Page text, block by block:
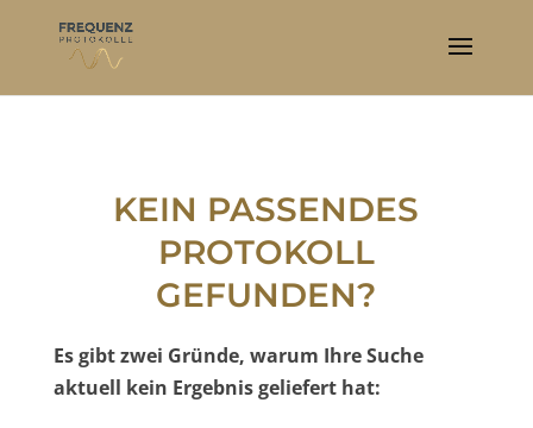
KEIN PASSENDES
PROTOKOLL
GEFUNDEN?
Es gibt zwei Gründe, warum Ihre Suche
aktuell kein Ergebnis geliefert hat: